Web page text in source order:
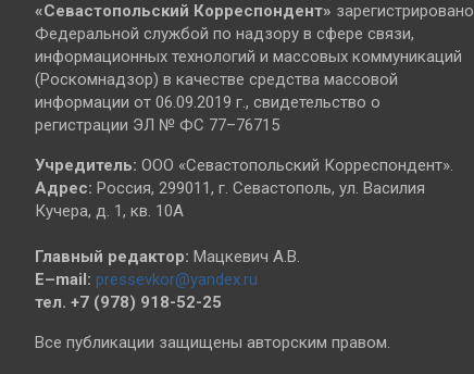
«Севастопольский Корреспондент» зарегистрировано
Федеральной службой по надзору в сфере связи,
информационных технологий и массовых коммуникаций
(Роскомнадзор) в качестве средства массовой
информации от 06.09.2019 г., свидетельство о
регистрации ЭЛ № ФС 77–76715
Учредитель: ООО «Севастопольский Корреспондент».
Адрес: Россия, 299011, г. Севастополь, ул. Василия
Кучера, д. 1, кв. 10А
Главный редактор: Мацкевич А.В.
E–mail: pressevkor@yandex.ru
тел. +7 (978) 918-52-25
Все публикации защищены авторским правом.